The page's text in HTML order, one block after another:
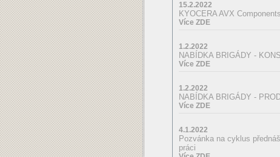
15.2.2022
KYOCERA AVX
Více ZDE
1.2.2022
NABÍDKA BRIGÁDY -
Více ZDE
1.2.2022
NABÍDKA BRIGÁDY -
Více ZDE
4.1.2022
Pozvánka na cyklus
práci